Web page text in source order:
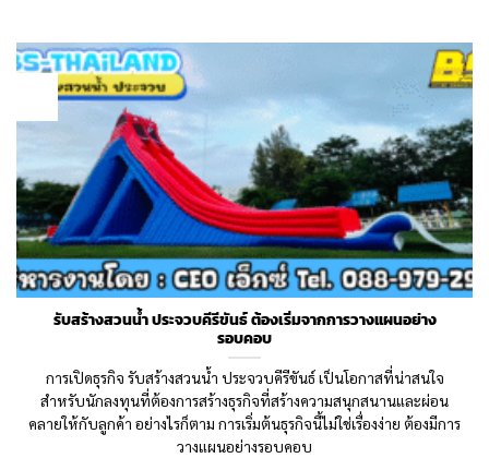
รับสร้างสวนน้ำ ประจวบคีรีขันธ์ ต้องเริ่มจากการวางแผนอย่าง
รอบคอบ
การเปิดธุรกิจ รับสร้างสวนน้ำ ประจวบคีรีขันธ์ เป็นโอกาสที่น่าสนใจ
สำหรับนักลงทุนที่ต้องการสร้างธุรกิจที่สร้างความสนุกสนานและผ่อน
คลายให้กับลูกค้า อย่างไรก็ตาม การเริ่มต้นธุรกิจนี้ไม่ใช่เรื่องง่าย ต้องมีการ
วางแผนอย่างรอบคอบ